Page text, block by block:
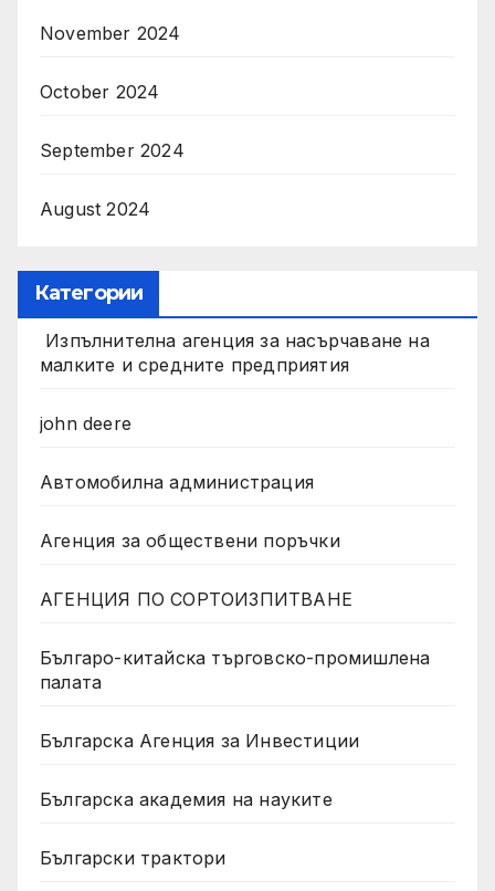
November 2024
October 2024
September 2024
August 2024
Категории
Изпълнителна агенция за насърчаване на
малките и средните предприятия
john deere
Автомобилна администрация
Агенция за обществени поръчки
АГЕНЦИЯ ПО СОРТОИЗПИТВАНЕ
Българо-китайска търговско-промишлена
палата
Българска Агенция за Инвестиции
Българска академия на науките
Български трактори